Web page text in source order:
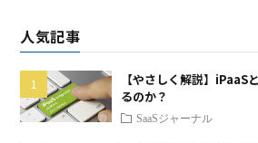
人気記事
【やさしく解説】iPaaS
るのか？
SaaSジャーナル